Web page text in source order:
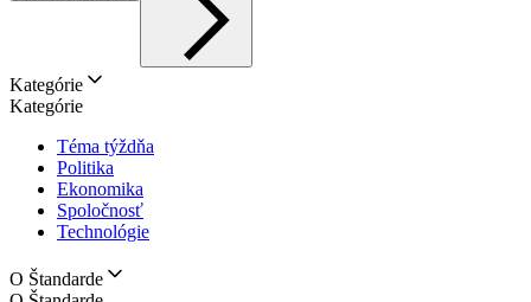
Kategórie
Kategórie
Téma týždňa
Politika
Ekonomika
Spoločnosť
Technológie
O Štandarde